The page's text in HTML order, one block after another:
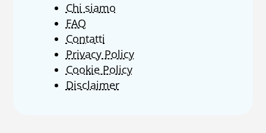
Chi siamo
FAQ
Contatti
Privacy Policy
Cookie Policy
Disclaimer